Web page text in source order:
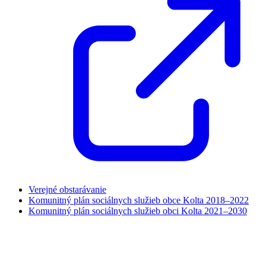
Verejné obstarávanie
Komunitný plán sociálnych služieb obce Kolta 2018–2022
Komunitný plán sociálnych služieb obci Kolta 2021–2030